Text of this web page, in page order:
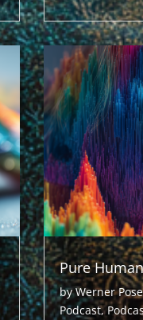
Pure Human
byWerner
Podcast,